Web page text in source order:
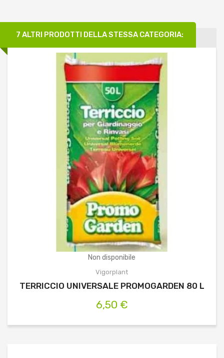
7 ALTRI PRODOTTI DELLA STESSA CATEGORIA:
Non disponibile
Vigorplant
TERRICCIO UNIVERSALE PROMOGARDEN 80 L
6,50 €